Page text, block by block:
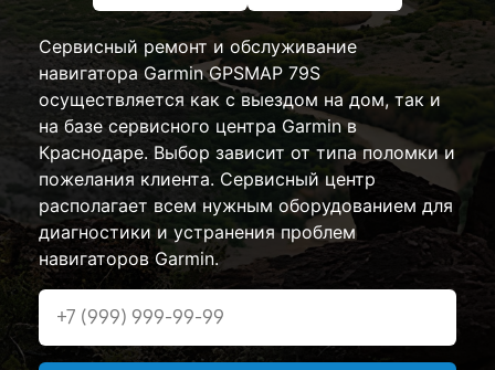
Сервисный ремонт и обслуживание
навигатора Garmin GPSMAP 79S
осуществляется как с выездом на дом, так и
на базе сервисного центра Garmin в
Краснодаре. Выбор зависит от типа поломки и
пожелания клиента. Сервисный центр
располагает всем нужным оборудованием для
диагностики и устранения проблем
навигаторов Garmin.